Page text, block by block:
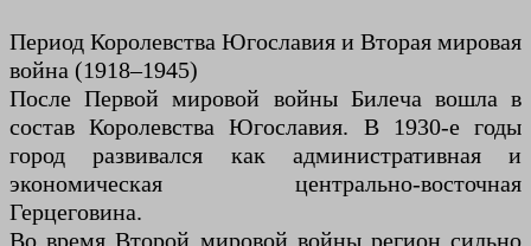
Период Королевства Югославия и Вторая мировая
война (1918–1945)
После Первой мировой войны Билеча вошла в
состав Королевства Югославия. В 1930-е годы
город развивался как административная и
экономическая центрально-восточная
Герцеговина.
Во время Второй мировой войны регион сильно